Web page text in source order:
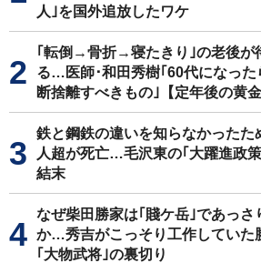
人｣を国外追放したワケ
｢転倒→骨折→寝たきり｣の老後が
る…医師･和田秀樹｢60代になった
断捨離すべきもの｣【定年後の黄金
鉄と鋼鉄の違いを知らなかったた
人超が死亡…毛沢東の｢大躍進政
結末
なぜ柴田勝家は｢賤ケ岳｣であっさ
か…秀吉がこっそり工作していた
｢大物武将｣の裏切り